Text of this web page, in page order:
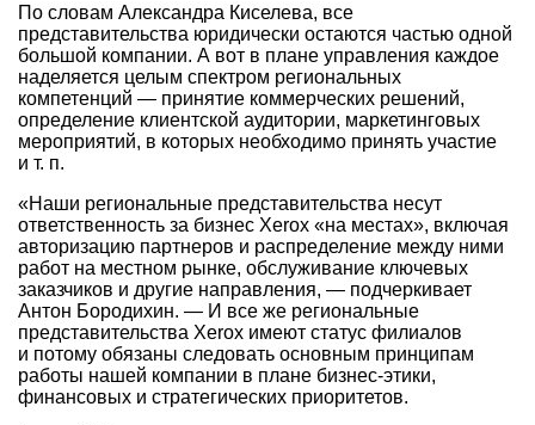
По словам Александра Киселева, все
представительства юридически остаются частью одной
большой компании. А вот в плане управления каждое
наделяется целым спектром региональных
компетенций — принятие коммерческих решений,
определение клиентской аудитории, маркетинговых
мероприятий, в которых необходимо принять участие
и т. п.
«Наши региональные представительства несут
ответственность за бизнес Xerox «на местах», включая
авторизацию партнеров и распределение между ними
работ на местном рынке, обслуживание ключевых
заказчиков и другие направления, — подчеркивает
Антон Бородихин. — И все же региональные
представительства Xerox имеют статус филиалов
и потому обязаны следовать основным принципам
работы нашей компании в плане бизнес-этики,
финансовых и стратегических приоритетов.